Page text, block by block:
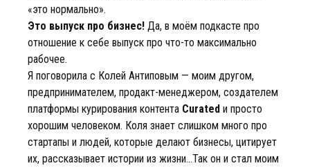
«это нормально».
Это выпуск про бизнес! Да, в моём подкасте про
отношение к себе выпуск про что-то максимально
рабочее.
Я поговорила с Колей Антиповым — моим другом,
предпринимателем, продакт-менеджером, создателем
платформы курирования контента Curated и просто
хорошим человеком. Коля знает слишком много про
стартапы и людей, которые делают бизнесы, цитирует
их, рассказывает истории из жизни...Так он и стал моим